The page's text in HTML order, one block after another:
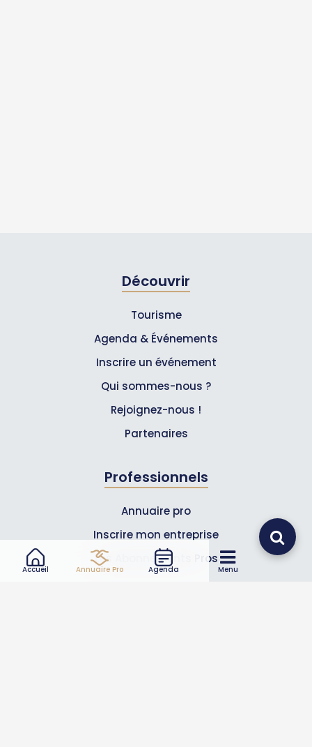
Accueil Annuaire Pro Agenda Menu
Découvrir
Tourisme
Agenda & Événements
Inscrire un événement
Qui sommes-nous ?
Rejoignez-nous !
Partenaires
Professionnels
Annuaire pro
Inscrire mon entreprise
Les Abonnements Pros